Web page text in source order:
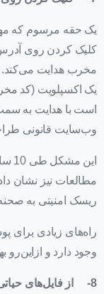
یک حقه مرسوم که
کلیک کردن روی
مخرب هدایت
یک اکسپلویت (کد
است با هدایت به
وب‌سایت قانونی
مطالعات نیز نشان
ریسک امنیتی به
راه‌های زیادی برای
وجود دارد و ازاین‌رو
8-
از فایل‌های